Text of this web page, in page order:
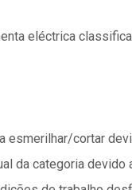
eléctrica
esmerilhar/cortar
da categoria